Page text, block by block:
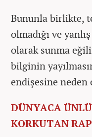
Bununla birlikte,
olmadığı ve
olarak sunma
bilginin
endişesine neden
DÜNYACA
KORKUTAN